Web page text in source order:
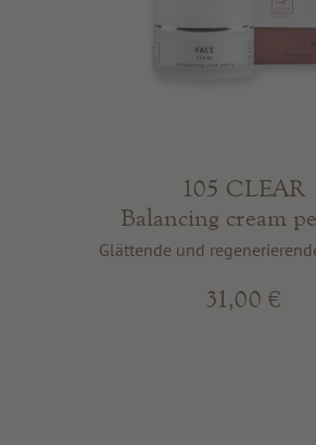
105 CLEAR
Balancing cream
Glättende und
31,00 €